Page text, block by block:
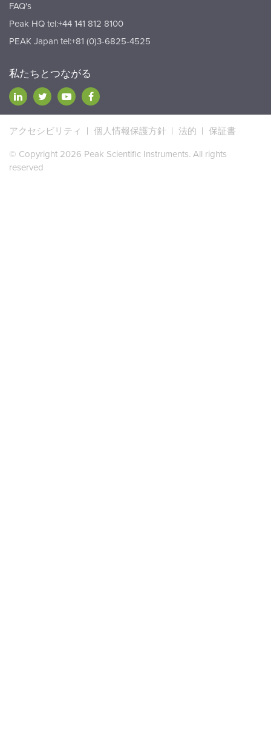
FAQ's
Peak HQ tel:+44 141 812 8100
PEAK Japan tel:+81 (0)3-6825-4525
私たちとつながる
アクセシビリティ 個人情報保護方針 法的 保証書
© Copyright 2026 Peak Scientific Instruments. All rights
reserved